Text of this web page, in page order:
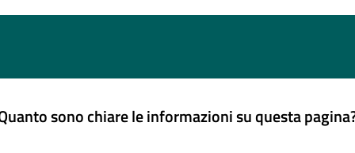
sono chiare le informazioni su questa